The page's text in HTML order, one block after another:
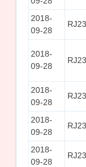
2018-
09-28
2018-
09-28
2018-
09-28
2018-
09-28
2018-
09-28